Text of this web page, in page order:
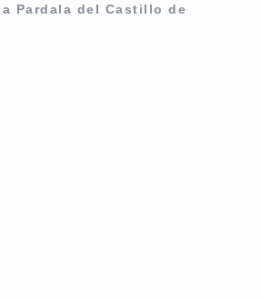
Pardala del Castillo de